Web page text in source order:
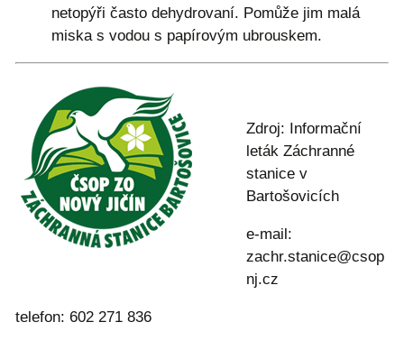
netopýři často dehydrovaní. Pomůže jim malá
miska s vodou s papírovým ubrouskem.
Zdroj: Informační
leták Záchranné
stanice v
Bartošovicích
e-mail:
zachr.stanice@csop
nj.cz
telefon: 602 271 836